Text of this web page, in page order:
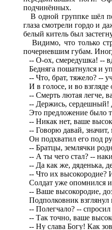
подчинённых.
В одной группке шёл
глаза смотрели гордо и
белый китель был
Видимо, что только
почерневшим губам.
-- О-ох, смередушка! --
Бедняга пошатнулся и
-- Что, брат, тяжело? --
И в голосе, и во взгляде
-- Смерть лютая легче,
-- Держись, сердешный!
Это предложение было
-- Никак нет, ваше
-- Говорю давай, значит,
Он подхватил его под
-- Братцы, землячки
-- А ты чего стал? --
-- Да как же, дяденька,
-- Что их высокородие?
Солдат уже опомнился и
-- Ваше высокородие,
Подполковник взглянул
-- Полегчало? -- спросил
-- Так точно, ваше
-- Ну слава Богу! Как